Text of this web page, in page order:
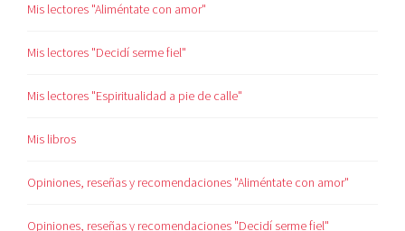
Mis lectores "Aliméntate con amor"
Mis lectores "Decidí serme fiel"
Mis lectores "Espiritualidad a pie de calle"
Mis libros
Opiniones, reseñas y recomendaciones "Aliméntate con amor"
Opiniones, reseñas y recomendaciones "Decidí serme fiel"